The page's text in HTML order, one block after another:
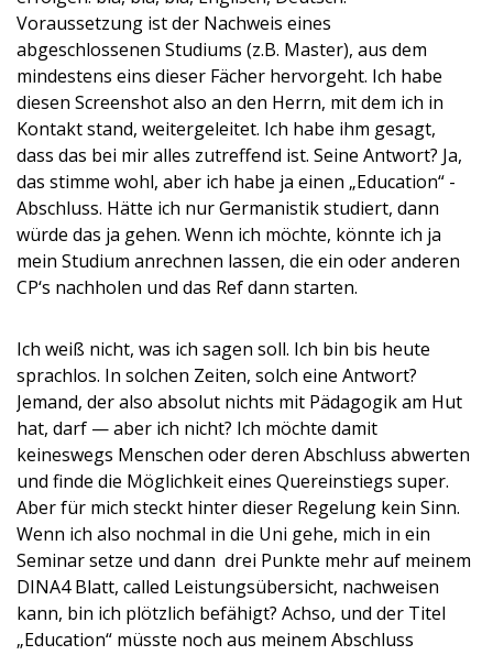
Voraussetzung ist der Nachweis eines
abgeschlossenen Studiums (z.B. Master), aus dem
mindestens eins dieser Fächer hervorgeht. Ich habe
diesen Screenshot also an den Herrn, mit dem ich in
Kontakt stand, weitergeleitet. Ich habe ihm gesagt,
dass das bei mir alles zutreffend ist. Seine Antwort? Ja,
das stimme wohl, aber ich habe ja einen „Education“ -
Abschluss. Hätte ich nur Germanistik studiert, dann
würde das ja gehen. Wenn ich möchte, könnte ich ja
mein Studium anrechnen lassen, die ein oder anderen
CP‘s nachholen und das Ref dann starten.
Ich weiß nicht, was ich sagen soll. Ich bin bis heute
sprachlos. In solchen Zeiten, solch eine Antwort?
Jemand, der also absolut nichts mit Pädagogik am Hut
hat, darf — aber ich nicht? Ich möchte damit
keineswegs Menschen oder deren Abschluss abwerten
und finde die Möglichkeit eines Quereinstiegs super.
Aber für mich steckt hinter dieser Regelung kein Sinn.
Wenn ich also nochmal in die Uni gehe, mich in ein
Seminar setze und dann drei Punkte mehr auf meinem
DINA4 Blatt, called Leistungsübersicht, nachweisen
kann, bin ich plötzlich befähigt? Achso, und der Titel
„Education“ müsste noch aus meinem Abschluss